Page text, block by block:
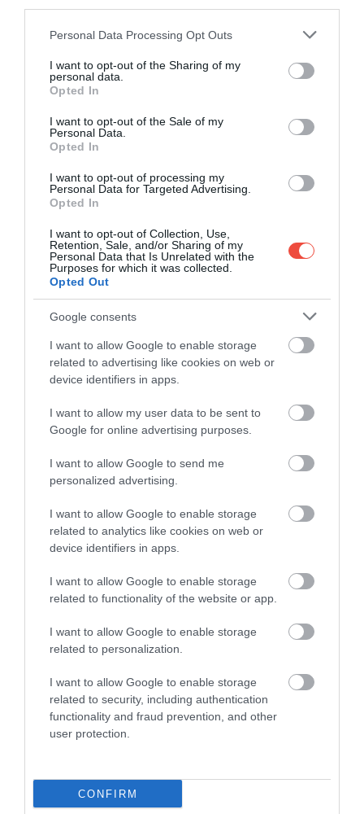
Please note that this website/app uses one or more Google
not limited to your visit or usage behaviour. You may click to
grant or deny consent to Google and its third-party tags to
use your data for below specified purposes in below Google
consent section.
Personal Data Processing Opt Outs
I want to opt-out of the Sharing of my
personal data.
Opted In
I want to opt-out of the Sale of my
Personal Data.
Opted In
I want to opt-out of processing my
Personal Data for Targeted Advertising.
Opted In
I want to opt-out of Collection, Use,
Retention, Sale, and/or Sharing of my
Personal Data that Is Unrelated with the
Purposes for which it was collected.
Opted Out
Google consents
I want to allow Google to enable storage
related to advertising like cookies on web or
device identifiers in apps.
I want to allow my user data to be sent to
Google for online advertising purposes.
I want to allow Google to send me
personalized advertising.
I want to allow Google to enable storage
related to analytics like cookies on web or
device identifiers in apps.
I want to allow Google to enable storage
related to functionality of the website or app.
I want to allow Google to enable storage
related to personalization.
I want to allow Google to enable storage
related to security, including authentication
functionality and fraud prevention, and other
user protection.
CONFIRM
becslésekszerint populációjuk az elmúlt 15 évben
például közel 50 százalékkal csökkent.
Legalább nem ők a legokosabbak:
intelligens: megdöbbentő, mire képes a világ
legokosabb kígyófaja
megnövekedett azillegális vadászok
száma is, a
kígyókat ugyanis igencsak borsos áron értékesítik –
egy kígyóért például akár 10-30 ezer amerikai
dollárt, tehát nagyjából
3,5-10,5 millió forintot
elkérhetnek. És hogy miért vadásszák őket
számára felbecsülhetetlen vonzerővel bírnak, és
mivel a faj védett befogása pedig illegális, ezért a
is magas. Másrészről viszont
mérge a kutatók számára is fontos eszköz lehet az
tudósok hivatalos úton is beszerezhetik, de néha
„egyszerűbb” engedély nélkül hozzájutni.
A világ legnagyobb kígyófaját találhatták meg az
Amazonas mélyén